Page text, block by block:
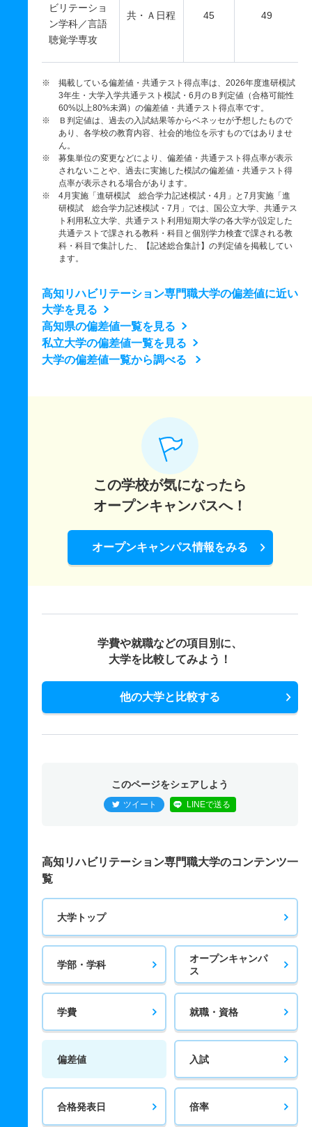
ビリテーショ
ン学科／言語
聴覚学専攻
共・Ａ日程 45 49
※ 掲載している偏差値・共通テスト得点率は、2026年度進研模試
3年生・大学入学共通テスト模試・6月のＢ判定値（合格可能性
60%以上80%未満）の偏差値・共通テスト得点率です。
※ Ｂ判定値は、過去の入試結果等からベネッセが予想したもので
あり、各学校の教育内容、社会的地位を示すものではありませ
ん。
※ 募集単位の変更などにより、偏差値・共通テスト得点率が表示
されないことや、過去に実施した模試の偏差値・共通テスト得
点率が表示される場合があります。
※ 4月実施「進研模試 総合学力記述模試・4月」と7月実施「進
研模試 総合学力記述模試・7月」では、国公立大学、共通テス
ト利用私立大学、共通テスト利用短期大学の各大学が設定した
共通テストで課される教科・科目と個別学力検査で課される教
科・科目で集計した、【記述総合集計】の判定値を掲載してい
ます。
高知リハビリテーション専門職大学の偏差値に近い
大学を見る
高知県の偏差値一覧を見る
私立大学の偏差値一覧を見る
大学の偏差値一覧から調べる
この学校が気になったら
オープンキャンパスへ！
オープンキャンパス情報をみる
学費や就職などの項目別に、
大学を比較してみよう！
他の大学と比較する
このページをシェアしよう
ツイート LINEで送る
高知リハビリテーション専門職大学のコンテンツ一
覧
大学トップ
学部・学科
オープンキャンパ
ス
学費 就職・資格
偏差値 入試
合格発表日 倍率